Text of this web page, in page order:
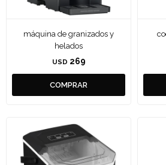
máquina de granizados y
helados
USD 269